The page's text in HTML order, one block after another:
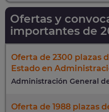
Ofertas y
importantes de
Oferta de 2300 plazas
Estado en
Administración General
Oferta de 1988 plazas